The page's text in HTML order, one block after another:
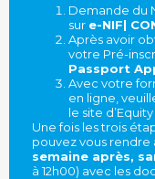
Demande du
sur e-NIF|
Après avoir
votre Pré-
Passport
Avec votre
en ligne,
le site
Une fois les trois
pouvez vous rendre
semaine après,
à 12h00) avec les